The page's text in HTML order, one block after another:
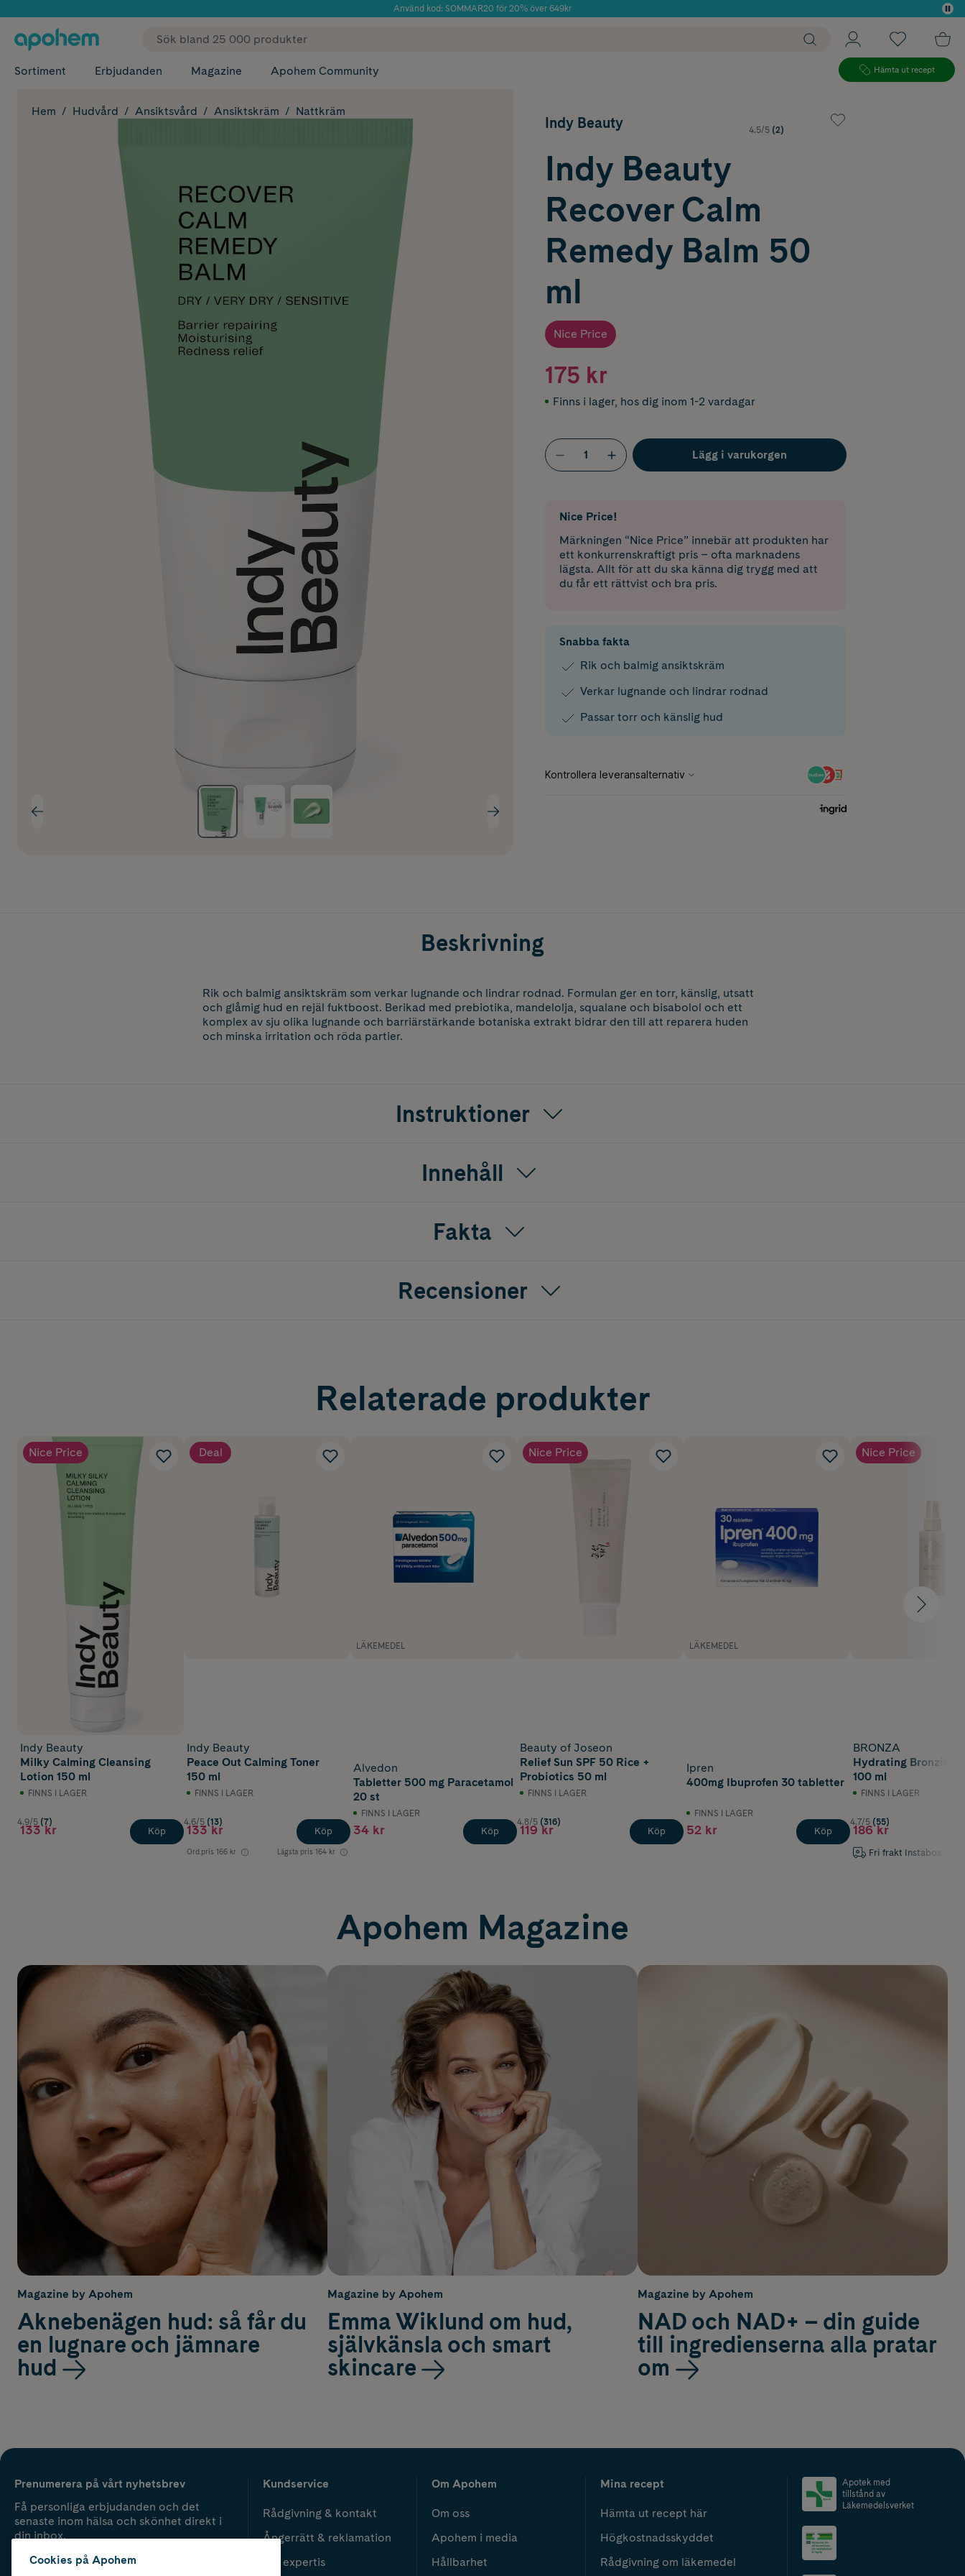
Använd kod: SOMMAR20 för 20% över 649kr
Sortiment Erbjudanden Magazine Apohem Community Hämta ut recept
Hem Hudvård Ansiktsvård Ansiktskräm Nattkräm
Indy Beauty 4.5/5 (2)
Indy Beauty
Recover Calm
Remedy Balm 50
ml
Nice Price
175 kr
Finns i lager, hos dig inom 1-2 vardagar
Lägg i varukorgen
Nice Price!
Märkningen “Nice Price” innebär att produkten har
ett konkurrenskraftigt pris – ofta marknadens
lägsta. Allt för att du ska känna dig trygg med att
du får ett rättvist och bra pris.
Snabba fakta
Rik och balmig ansiktskräm
Verkar lugnande och lindrar rodnad
Passar torr och känslig hud
Beskrivning
Rik och balmig ansiktskräm som verkar lugnande och lindrar rodnad. Formulan ger en torr, känslig, utsatt
och glåmig hud en rejäl fuktboost. Berikad med prebiotika, mandelolja, squalane och bisabolol och ett
komplex av sju olika lugnande och barriärstärkande botaniska extrakt bidrar den till att reparera huden
och minska irritation och röda partier.
Instruktioner
Innehåll
Fakta
Recensioner
Relaterade produkter
Nice Price
Indy Beauty
Milky Calming Cleansing
Lotion 150 ml
FINNS I LAGER
4.9/5 (7)
133 kr Köp
Deal
Indy Beauty
Peace Out Calming Toner
150 ml
FINNS I LAGER
4.6/5 (13)
133 kr
Ord.pris 166 kr Lägsta pris 164 kr
Köp
LÄKEMEDEL
Alvedon
Tabletter 500 mg Paracetamol
20 st
FINNS I LAGER
34 kr Köp
Nice Price
Beauty of Joseon
Relief Sun SPF 50 Rice +
Probiotics 50 ml
FINNS I LAGER
4.8/5 (316)
119 kr Köp
LÄKEMEDEL
Ipren
400mg Ibuprofen 30 tabletter
FINNS I LAGER
52 kr Köp
Nice Price
BRONZA
Hydrating Bronzing
100 ml
FINNS I LAGER
4.7/5 (55)
186 kr
Fri frakt Instabox
Apohem Magazine
Magazine by Apohem
Aknebenägen hud: så får du
en lugnare och jämnare
hud
Magazine by Apohem
Emma Wiklund om hud,
självkänsla och smart
skincare
Magazine by Apohem
NAD och NAD+ – din guide
till ingredienserna alla pratar
om
Prenumerera på vårt nyhetsbrev
Få personliga erbjudanden och det
senaste inom hälsa och skönhet direkt i
din inbox.
Kundservice
Rådgivning & kontakt
Ångerrätt & reklamation
Vår expertis
Om Apohem
Om oss
Apohem i media
Hållbarhet
Mina recept
Hämta ut recept här
Högkostnadsskyddet
Rådgivning om läkemedel
Apotek med
tillstånd av
Läkemedelsverket
Cookies på Apohem